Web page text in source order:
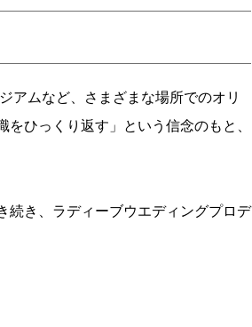
アムなど、さまざまな場所でのオリ
ひっくり返す」という信念のもと、
続き、ラディーブウエディングプロデ